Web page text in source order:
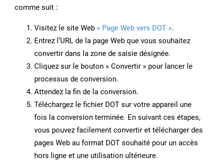
comme suit :
Visitez le site Web « Page Web vers DOT ».
Entrez l’URL de la page Web que vous souhaitez
convertir dans la zone de saisie désignée.
Cliquez sur le bouton « Convertir » pour lancer le
processus de conversion.
Attendez la fin de la conversion.
Téléchargez le fichier DOT sur votre appareil une
fois la conversion terminée. En suivant ces étapes,
vous pouvez facilement convertir et télécharger des
pages Web au format DOT souhaité pour un accès
hors ligne et une utilisation ultérieure.